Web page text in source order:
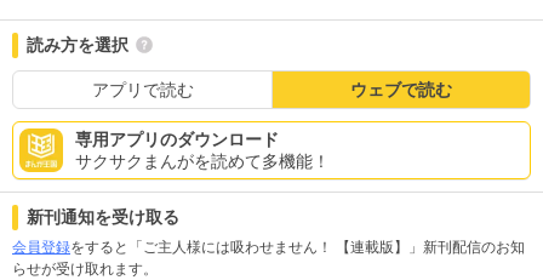
読み方を選択
アプリで読む ウェブで読む
専用アプリのダウンロード
サクサクまんがを読めて多機能！
新刊通知を受け取る
会員登録をすると「ご主人様には吸わせません！ 【連載版】」新刊配信のお知
らせが受け取れます。